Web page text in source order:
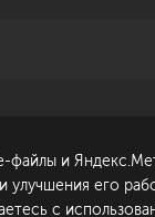
6
и
улучшения его
с